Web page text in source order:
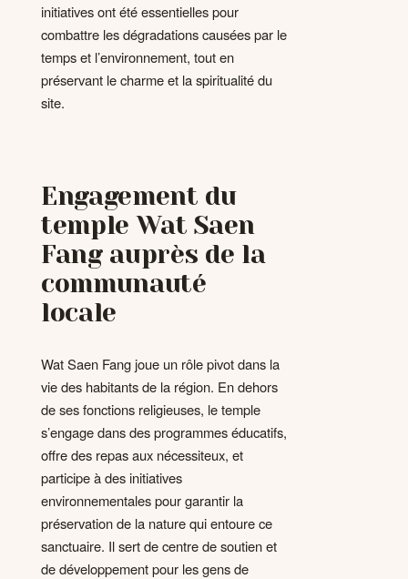
initiatives ont été essentielles pour
combattre les dégradations causées par le
temps et l’environnement, tout en
préservant le charme et la spiritualité du
site.
Engagement du
temple Wat Saen
Fang auprès de la
communauté
locale
Wat Saen Fang joue un rôle pivot dans la
vie des habitants de la région. En dehors
de ses fonctions religieuses, le temple
s’engage dans des programmes éducatifs,
offre des repas aux nécessiteux, et
participe à des initiatives
environnementales pour garantir la
préservation de la nature qui entoure ce
sanctuaire. Il sert de centre de soutien et
de développement pour les gens de